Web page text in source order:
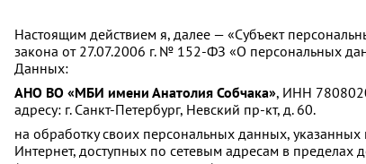
Настоящим действием я, далее — «Субъект
закона от 27.07.2006 г. № 152‑ФЗ «О персональных
Данных:
АНО ВО «МБИ имени Анатолия Собчака», ИНН
адресу: г. Санкт‑Петербург, Невский пр‑кт, д. 60.
на обработку своих персональных данных,
Интернет, доступных по сетевым адресам в пределах